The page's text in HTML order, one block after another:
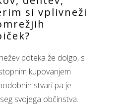
si vplivneži
poteka že dolgo, s
kupovanjem
stvari pa je
svojega občinstva.